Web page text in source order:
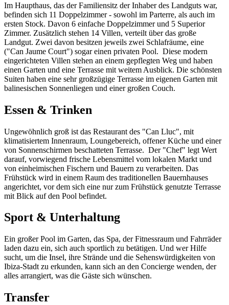
Im Haupthaus, das der Familiensitz der Inhaber des Landguts war,
befinden sich 11 Doppelzimmer - sowohl im Parterre, als auch im
ersten Stock. Davon 6 einfache Doppelzimmer und 5 Superior
Zimmer. Zusätzlich stehen 14 Villen, verteilt über das große
Landgut. Zwei davon besitzen jeweils zwei Schlafräume, eine
("Can Jaume Court") sogar einen privaten Pool. Diese modern
eingerichteten Villen stehen an einem gepflegten Weg und haben
einen Garten und eine Terrasse mit weitem Ausblick. Die schönsten
Suiten haben eine sehr großzügige Terrasse im eigenen Garten mit
balinesischen Sonnenliegen und einer großen Couch.
Essen & Trinken
Ungewöhnlich groß ist das Restaurant des "Can Lluc", mit
klimatisiertem Innenraum, Loungebereich, offener Küche und einer
von Sonnenschirmen beschatteten Terrasse. Der "Chef" legt Wert
darauf, vorwiegend frische Lebensmittel vom lokalen Markt und
von einheimischen Fischern und Bauern zu verarbeiten. Das
Frühstück wird in einem Raum des traditionellen Bauernhauses
angerichtet, vor dem sich eine nur zum Frühstück genutzte Terrasse
mit Blick auf den Pool befindet.
Sport & Unterhaltung
Ein großer Pool im Garten, das Spa, der Fitnessraum und Fahrräder
laden dazu ein, sich auch sportlich zu betätigen. Und wer Hilfe
sucht, um die Insel, ihre Strände und die Sehenswürdigkeiten von
Ibiza-Stadt zu erkunden, kann sich an den Concierge wenden, der
alles arrangiert, was die Gäste sich wünschen.
Transfer